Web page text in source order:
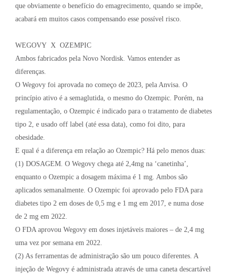
que obviamente o benefício do emagrecimento, quando se impõe,
acabará em muitos casos compensando esse possível risco.
WEGOVY X OZEMPIC
Ambos fabricados pela Novo Nordisk. Vamos entender as
diferenças.
O Wegovy foi aprovada no começo de 2023, pela Anvisa. O
princípio ativo é a semaglutida, o mesmo do Ozempic. Porém, na
regulamentação, o Ozempic é indicado para o tratamento de diabetes
tipo 2, e usado off label (até essa data), como foi dito, para
obesidade.
E qual é a diferença em relação ao Ozempic? Há pelo menos duas:
(1) DOSAGEM. O Wegovy chega até 2,4mg na ‘canetinha’,
enquanto o Ozempic a dosagem máxima é 1 mg. Ambos são
aplicados semanalmente. O Ozempic foi aprovado pelo FDA para
diabetes tipo 2 em doses de 0,5 mg e 1 mg em 2017, e numa dose
de 2 mg em 2022.
O FDA aprovou Wegovy em doses injetáveis maiores – de 2,4 mg
uma vez por semana em 2022.
(2) As ferramentas de administração são um pouco diferentes. A
injeção de Wegovy é administrada através de uma caneta descartável